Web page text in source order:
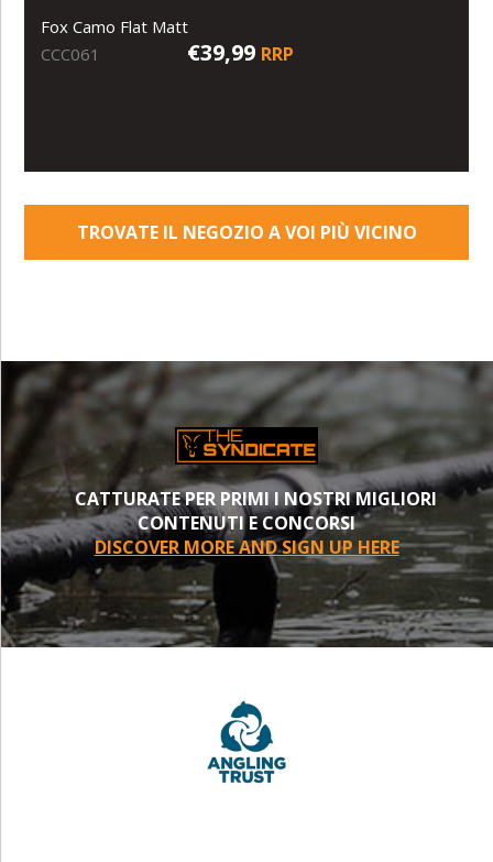
Fox Camo Flat Matt
CCC061
€39,99 RRP
TROVATE IL NEGOZIO A VOI PIÙ VICINO
CATTURATE PER PRIMI I NOSTRI MIGLIORI
CONTENUTI E CONCORSI
DISCOVER MORE AND SIGN UP HERE